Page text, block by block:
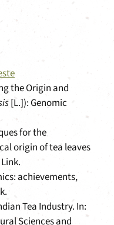
the Origin and
[L.]): Genomic
for the
origin of tea leaves
Link.
achievements,
.
Tea Industry. In:
Sciences and